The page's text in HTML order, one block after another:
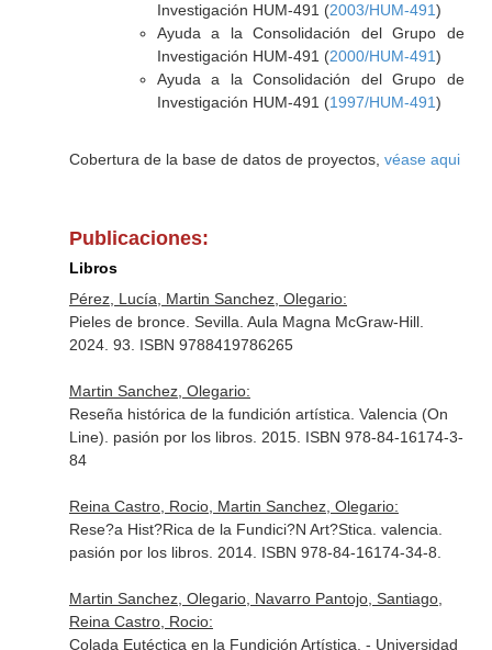
Investigación HUM-491 (2003/HUM-491)
Ayuda a la Consolidación del Grupo de
Investigación HUM-491 (2000/HUM-491)
Ayuda a la Consolidación del Grupo de
Investigación HUM-491 (1997/HUM-491)
Cobertura de la base de datos de proyectos, véase aqui
Publicaciones:
Libros
Pérez, Lucía, Martin Sanchez, Olegario:
Pieles de bronce. Sevilla. Aula Magna McGraw-Hill.
2024. 93. ISBN 9788419786265
Martin Sanchez, Olegario:
Reseña histórica de la fundición artística. Valencia (On
Line). pasión por los libros. 2015. ISBN 978-84-16174-3-
84
Reina Castro, Rocio, Martin Sanchez, Olegario:
Rese?a Hist?Rica de la Fundici?N Art?Stica. valencia.
pasión por los libros. 2014. ISBN 978-84-16174-34-8.
Martin Sanchez, Olegario, Navarro Pantojo, Santiago,
Reina Castro, Rocio:
Colada Eutéctica en la Fundición Artística. - Universidad